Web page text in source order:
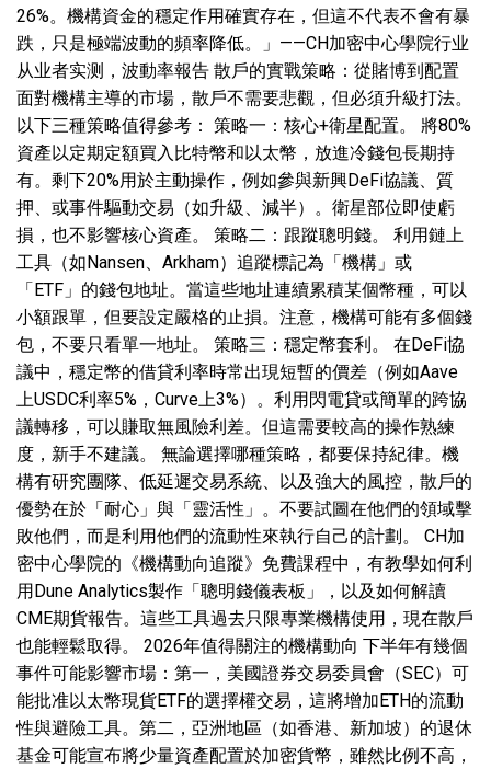
26%。機構資金的穩定作用確實存在，但這不代表不會有暴
跌，只是極端波動的頻率降低。」——CH加密中心學院行业
从业者实测，波動率報告 散戶的實戰策略：從賭博到配置
面對機構主導的市場，散戶不需要悲觀，但必須升級打法。
以下三種策略值得參考： 策略一：核心+衛星配置。 將80%
資產以定期定額買入比特幣和以太幣，放進冷錢包長期持
有。剩下20%用於主動操作，例如參與新興DeFi協議、質
押、或事件驅動交易（如升級、減半）。衛星部位即使虧
損，也不影響核心資產。 策略二：跟蹤聰明錢。 利用鏈上
工具（如Nansen、Arkham）追蹤標記為「機構」或
「ETF」的錢包地址。當這些地址連續累積某個幣種，可以
小額跟單，但要設定嚴格的止損。注意，機構可能有多個錢
包，不要只看單一地址。 策略三：穩定幣套利。 在DeFi協
議中，穩定幣的借貸利率時常出現短暫的價差（例如Aave
上USDC利率5%，Curve上3%）。利用閃電貸或簡單的跨協
議轉移，可以賺取無風險利差。但這需要較高的操作熟練
度，新手不建議。 無論選擇哪種策略，都要保持紀律。機
構有研究團隊、低延遲交易系統、以及強大的風控，散戶的
優勢在於「耐心」與「靈活性」。不要試圖在他們的領域擊
敗他們，而是利用他們的流動性來執行自己的計劃。 CH加
密中心學院的《機構動向追蹤》免費課程中，有教學如何利
用Dune Analytics製作「聰明錢儀表板」，以及如何解讀
CME期貨報告。這些工具過去只限專業機構使用，現在散戶
也能輕鬆取得。 2026年值得關注的機構動向 下半年有幾個
事件可能影響市場：第一，美國證券交易委員會（SEC）可
能批准以太幣現貨ETF的選擇權交易，這將增加ETH的流動
性與避險工具。第二，亞洲地區（如香港、新加坡）的退休
基金可能宣布將少量資產配置於加密貨幣，雖然比例不高，